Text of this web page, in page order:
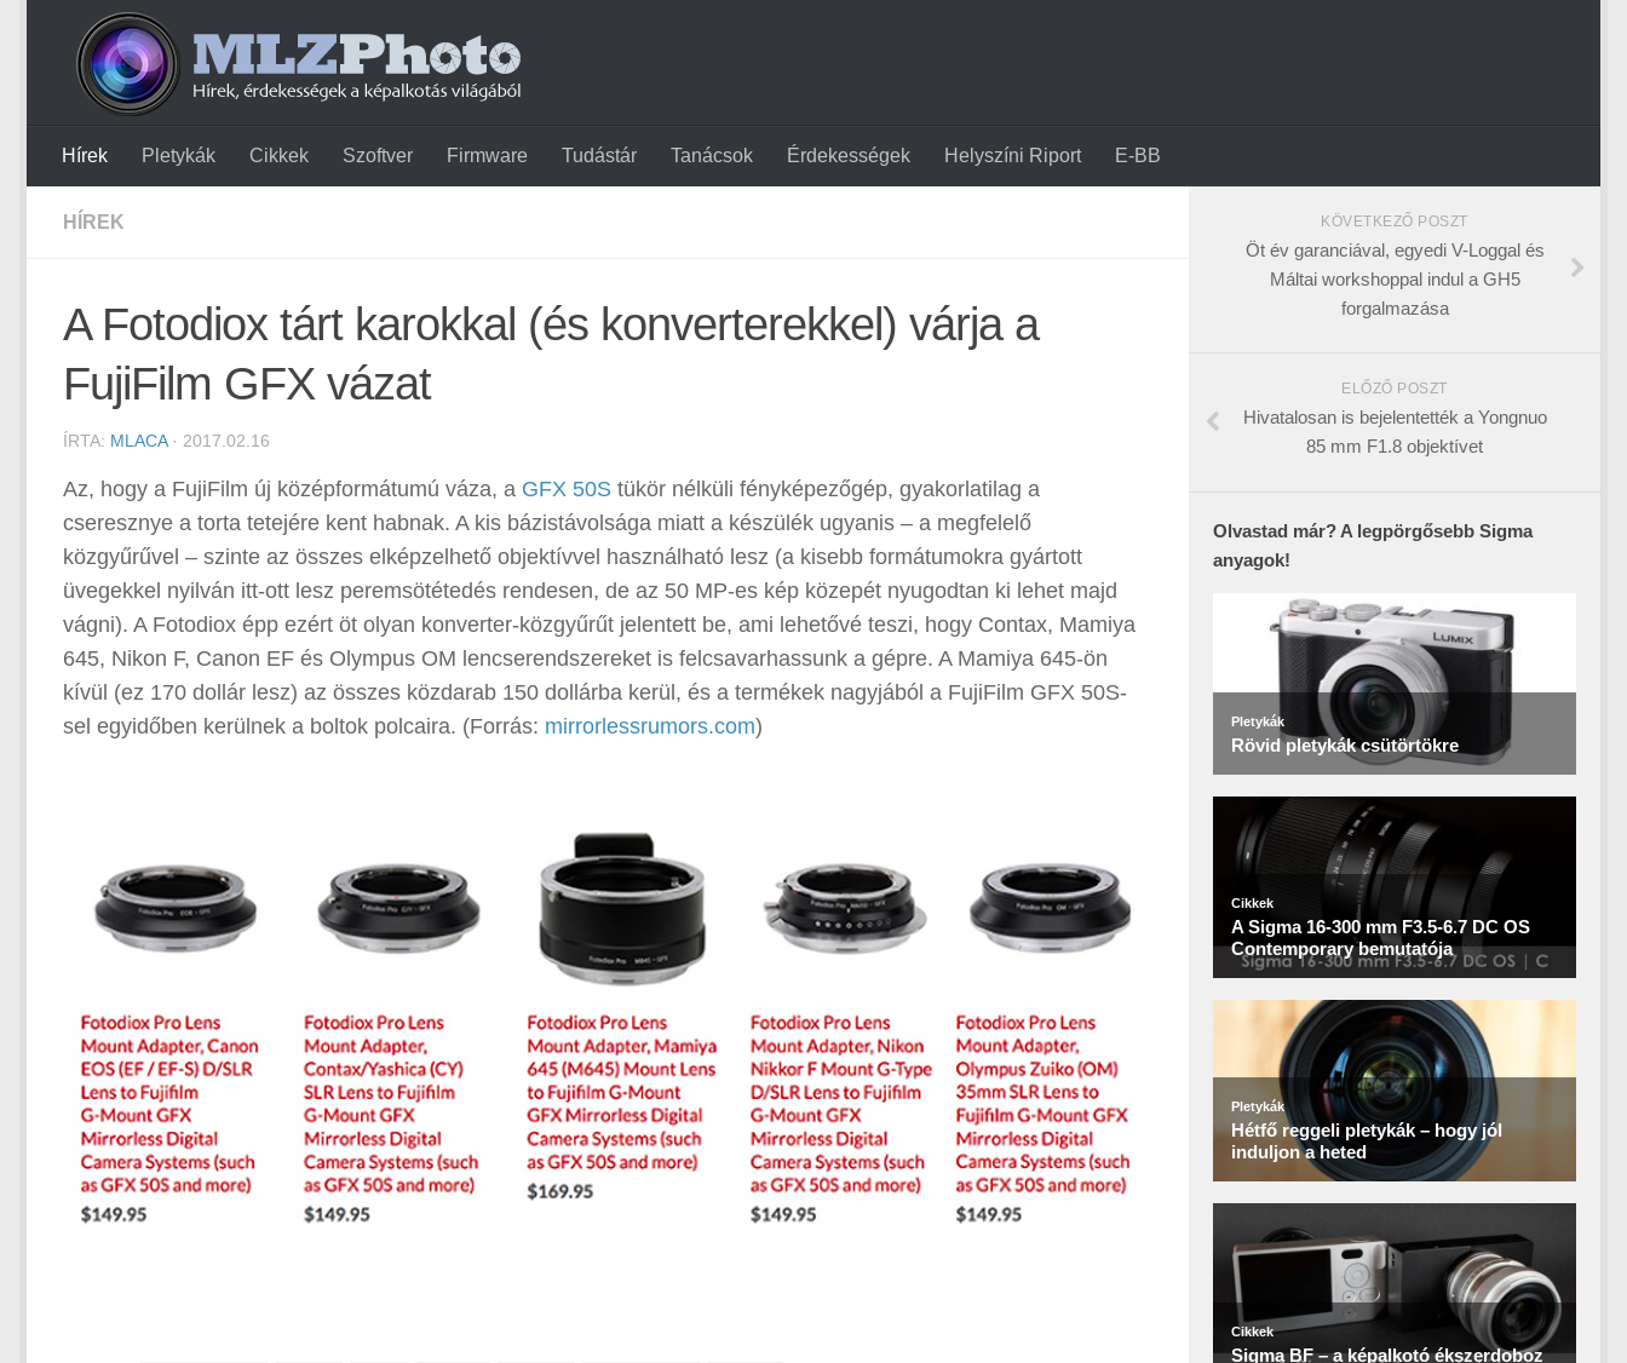
Hírek Pletykák Cikkek Szoftver Firmware Tudástár Tanácsok Érdekességek Helyszíni Riport E-BB
HÍREK
A Fotodiox tárt karokkal (és konverterekkel) várja a
FujiFilm GFX vázat
ÍRTA: MLACA· 2017.02.16
Az, hogy a FujiFilm új középformátumú váza, a GFX 50S tükör nélküli fényképezőgép, gyakorlatilag a
cseresznye a torta tetejére kent habnak. A kis bázistávolsága miatt a készülék ugyanis – a megfelelő
közgyűrűvel – szinte az összes elképzelhető objektívvel használható lesz (a kisebb formátumokra gyártott
üvegekkel nyilván itt-ott lesz peremsötétedés rendesen, de az 50 MP-es kép közepét nyugodtan ki lehet majd
vágni). A Fotodiox épp ezért öt olyan konverter-közgyűrűt jelentett be, ami lehetővé teszi, hogy Contax, Mamiya
645, Nikon F, Canon EF és Olympus OM lencserendszereket is felcsavarhassunk a gépre. A Mamiya 645-ön
kívül (ez 170 dollár lesz) az összes közdarab 150 dollárba kerül, és a termékek nagyjából a FujiFilm GFX 50S-
sel egyidőben kerülnek a boltok polcaira. (Forrás: mirrorlessrumors.com)
KÖVETKEZŐ POSZT
Öt év garanciával, egyedi V-Loggal és
Máltai workshoppal indul a GH5
forgalmazása
ELŐZŐ POSZT
Hivatalosan is bejelentették a Yongnuo
85 mm F1.8 objektívet
Olvastad már? A legpörgősebb Sigma
anyagok!